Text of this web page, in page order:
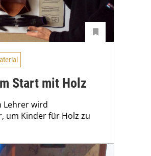
Start mit Holz
Lehrer wird
um Kinder für Holz zu